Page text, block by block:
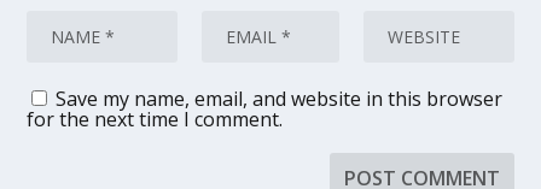
Save my name, email, and website in this browser
for the next time I comment.